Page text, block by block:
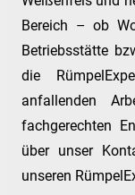
Bereich – ob
Betriebsstätte
die
anfallenden
fachgerechten
über unser
unseren